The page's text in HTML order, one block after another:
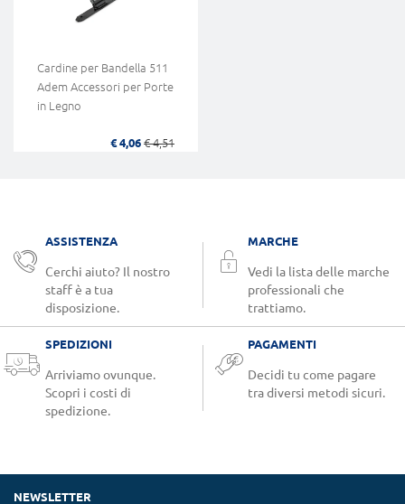
Cardine per Bandella 511
Adem Accessori per Porte
in Legno
€ 4,06 € 4,51
ASSISTENZA
Cerchi aiuto? Il nostro
staff è a tua
disposizione.
MARCHE
Vedi la lista delle marche
professionali che
trattiamo.
SPEDIZIONI
Arriviamo ovunque.
Scopri i costi di
spedizione.
PAGAMENTI
Decidi tu come pagare
tra diversi metodi sicuri.
NEWSLETTER